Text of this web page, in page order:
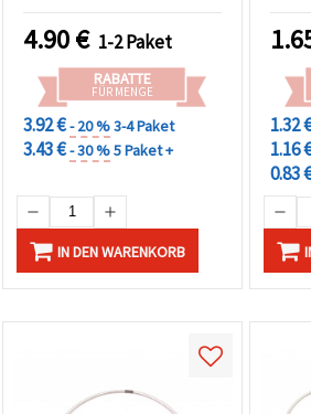
4.90€ 1-2 Paket
RABATTE
FÜR MENGE
3.92 €- 20 %3-4 Paket
3.43 €- 30 %5 Paket +
IN DEN WARENKORB
1.32
1.16
0.83